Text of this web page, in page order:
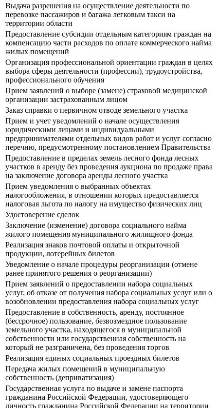
Выдача разрешения на осуществление деятельности по
перевозке пассажиров и багажа легковым такси на
территории области
Предоставление субсидии отдельным категориям граждан на
компенсацию части расходов по оплате коммерческого найма
жилых помещений
Организация профессиональной ориентации граждан в целях
выбора сферы деятельности (профессии), трудоустройства,
профессионального обучения
Прием заявлений о выборе (замене) страховой медицинской
организации застрахованным лицом
Заказ справки о первичном отводе земельного участка
Прием и учет уведомлений о начале осуществления
юридическими лицами и индивидуальными
предпринимателями отдельных видов работ и услуг согласно
перечню, предусмотренному постановлением Правительства
Предоставление в пределах земель лесного фонда лесных
участков в аренду без проведения аукциона по продаже права
на заключение договора аренды лесного участка
Прием уведомления о выбранных объектах
налогообложения, в отношении которых предоставляется
налоговая льгота по налогу на имущество физических лиц
Удостоверение сделок
Заключение (изменение) договора социального найма
жилого помещения муниципального жилищного фонда
Реализация знаков почтовой оплаты и открыточной
продукции, лотерейных билетов
Уведомление о начале процедуры реорганизации (отмене
ранее принятого решения о реорганизации)
Прием заявлений о предоставлении набора социальных
услуг, об отказе от получения набора социальных услуг или о
возобновлении предоставления набора социальных услуг
Предоставление в собственность, аренду, постоянное
(бессрочное) пользование, безвозмездное пользование
земельного участка, находящегося в муниципальной
собственности или государственная собственность на
который не разграничена, без проведения торгов
Реализация единых социальных проездных билетов
Передача жилых помещений в муниципальную
собственность (деприватизация)
Государственная услуга по выдаче и замене паспорта
гражданина Российской Федерации, удостоверяющего
личность гражданина Российской Федерации на территории